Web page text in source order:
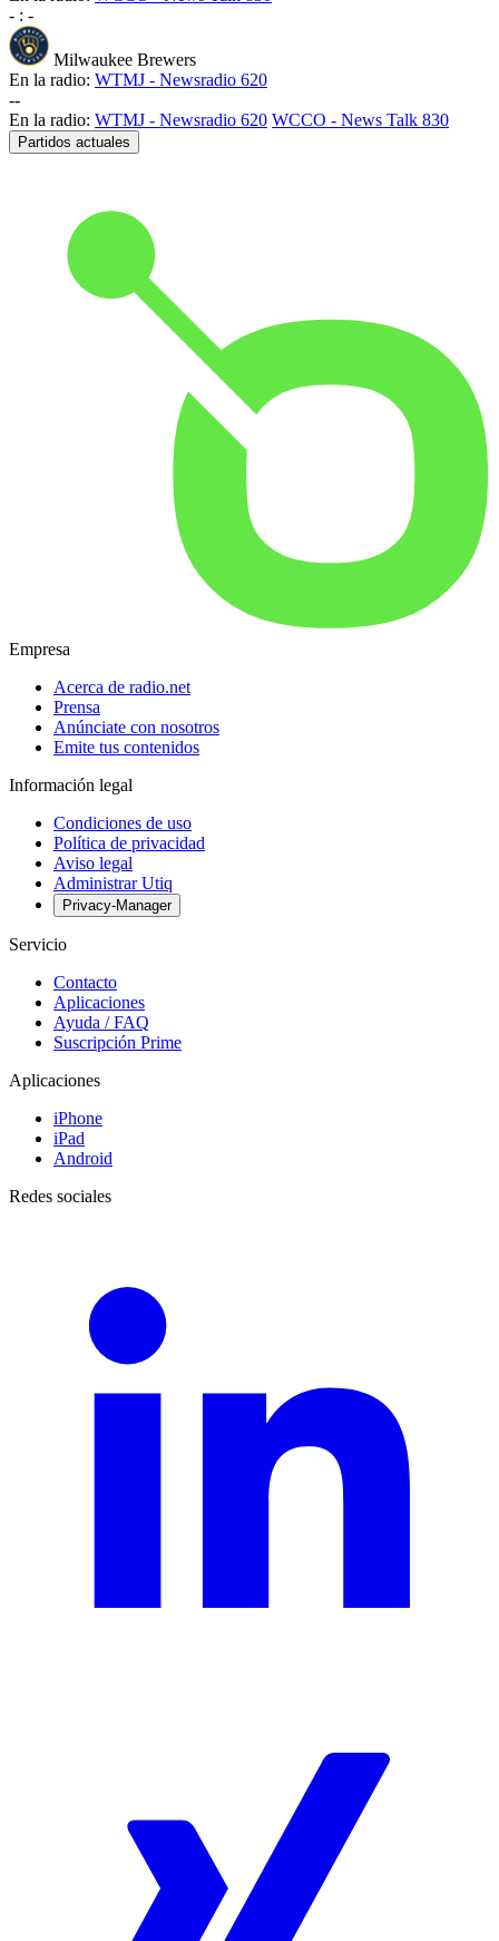
- : -
Milwaukee Brewers
En la radio: WTMJ - Newsradio 620
--
En la radio: WTMJ - Newsradio 620 WCCO - News Talk 830
Partidos actuales
Empresa
Acerca de radio.net
Prensa
Anúnciate con nosotros
Emite tus contenidos
Información legal
Condiciones de uso
Política de privacidad
Aviso legal
Administrar Utiq
Privacy-Manager
Servicio
Contacto
Aplicaciones
Ayuda / FAQ
Suscripción Prime
Aplicaciones
iPhone
iPad
Android
Redes sociales